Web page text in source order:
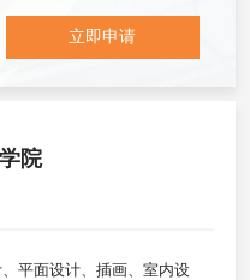
立即申请
院
平面设计、插画、室内设